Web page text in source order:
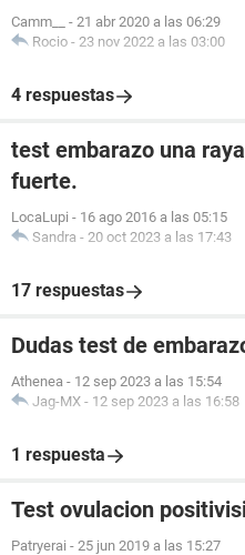
Camm__ - 21 abr 2020 a las 06:29
Rocio - 23 nov 2022 a las 03:00
4 respuestas
test embarazo una
fuerte.
LocaLupi - 16 ago 2016 a las 05:15
Sandra - 20 oct 2023 a las 17:43
17 respuestas
Dudas test de
Athenea - 12 sep 2023 a las 15:54
Jag-MX - 12 sep 2023 a las 16:58
1 respuesta
Test ovulacion
Patryerai - 25 jun 2019 a las 15:27